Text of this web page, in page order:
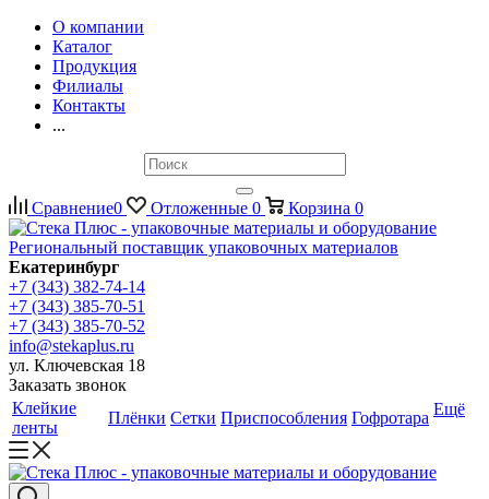
О компании
Каталог
Продукция
Филиалы
Контакты
...
Сравнение0 Отложенные 0 Корзина 0
Региональный поставщик упаковочных материалов
Екатеринбург
+7 (343) 382-74-14
+7 (343) 385-70-51
+7 (343) 385-70-52
info@stekaplus.ru
ул. Ключевская 18
Заказать звонок
Клейкие
ленты
Плёнки Сетки Приспособления Гофротара Ещё